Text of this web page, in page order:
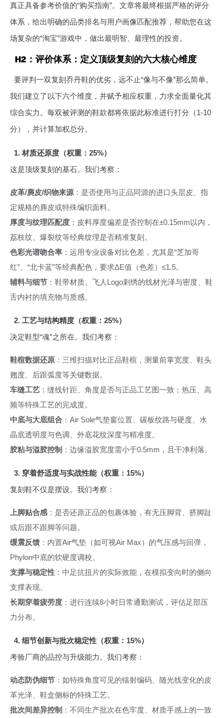
真正具备参考价值的“购买指南”。文章将最终根据严格的评分
体系，给出明确的品类排名与用户画像匹配推荐，帮助您在这
场复杂的“淘宝”游戏中，做出最明智、最理性的投资。
H2：评价体系：定义顶级复刻的六大核心维度
要评判一双复刻乔丹鞋的优劣，远不止“像与不像”那么简单。
我们建立了以下六个维度，并赋予相应权重，力求全面量化其
综合实力。每双被评测的鞋款都将依据此标准进行打分（1-10
分），并计算加权总分。
1. 材质还原度（权重：25%）
这是顶级复刻的基石。我们考察：
皮革/麂皮/织物来源 ：是否使用与正品同源的进口头层皮、指
定规格的麂皮或特殊编织面料。
厚度与纹理匹配度 ：皮料厚度偏差是否控制在±0.15mm以内，
荔枝纹、爆裂纹等经典纹理是否精准复刻。
色彩光谱吻合率 ：运用专业设备对比色差，尤其是“芝加哥
红”、“北卡蓝”等经典配色，要求ΔE值（色差）≤1.5。
辅料与细节 ：鞋带材质、飞人Logo刺绣的线材光泽与密度、鞋
舌内衬的填充物与质感。
2. 工艺与结构精度（权重：25%）
决定鞋型“魂”之所在。我们考察：
鞋楦数据还原 ：三维扫描对比正品鞋楦，测量前掌宽度、鞋头
翘度、后跟弧度等关键数据。
车缝工艺 ：缝线针距、角度是否与正品工艺图一致；热压、高
频等特殊工艺的完成度。
中底与大底组合 ：Air Sole气垫窗位置、碳板纹路与硬度、水
晶底透明度与色调、外底花纹深度与精准度。
胶粘与溢胶控制 ：边缘溢胶宽度需小于0.5mm，且干净利落。
3. 穿着舒适度与实战性能（权重：15%）
复刻鞋不仅是摆设。我们考察：
上脚贴合感 ：是否还原正品的包裹体验，有无压脚背、挤脚趾
或后跟不跟脚等问题。
缓震反馈 ：内置Air气垫（如可视Air Max）的气压感与回弹，
Phylon中底的软硬度调校。
支撑与稳定性 ：中足抗扭片的实际效能，在模拟变向时的侧向
支撑表现。
长期穿着疲劳度 ：进行连续8小时日常通勤测试，评估足部压
力分布。
4. 细节创新与批次稳定性（权重：15%）
考验厂商的品控与升级能力。我们考察：
动态防伪细节 ：如特殊角度可见的镭射编码、随光线变化的皮
革光泽、鞋盒侧标的特殊工艺。
批次间差异控制 ：不同生产批次在色牢度、材质手感上的一致